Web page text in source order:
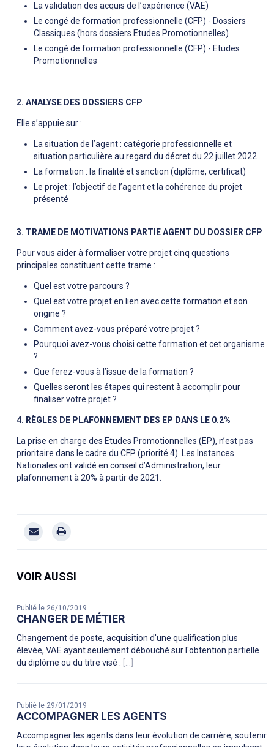
La validation des acquis de l’expérience (VAE)
Le congé de formation professionnelle (CFP) - Dossiers
Classiques (hors dossiers Etudes Promotionnelles)
Le congé de formation professionnelle (CFP) - Etudes
Promotionnelles
2. ANALYSE DES DOSSIERS CFP
Elle s’appuie sur :
La situation de l’agent : catégorie professionnelle et
situation particulière au regard du décret du 22 juillet 2022
La formation : la finalité et sanction (diplôme, certificat)
Le projet : l’objectif de l’agent et la cohérence du projet
présenté
3. TRAME DE MOTIVATIONS PARTIE AGENT DU DOSSIER CFP
Pour vous aider à formaliser votre projet cinq questions
principales constituent cette trame :
Quel est votre parcours ?
Quel est votre projet en lien avec cette formation et son
origine ?
Comment avez-vous préparé votre projet ?
Pourquoi avez-vous choisi cette formation et cet organisme
?
Que ferez-vous à l’issue de la formation ?
Quelles seront les étapes qui restent à accomplir pour
finaliser votre projet ?
4. RÈGLES DE PLAFONNEMENT DES EP DANS LE 0.2%
La prise en charge des Etudes Promotionnelles (EP), n’est pas
prioritaire dans le cadre du CFP (priorité 4). Les Instances
Nationales ont validé en conseil d’Administration, leur
plafonnement à 20% à partir de 2021.
VOIR AUSSI
Publié le 26/10/2019
CHANGER DE MÉTIER
Changement de poste, acquisition d'une qualification plus
élevée, VAE ayant seulement débouché sur l'obtention partielle
du diplôme ou du titre visé : [...]
Publié le 29/01/2019
ACCOMPAGNER LES AGENTS
Accompagner les agents dans leur évolution de carrière, soutenir